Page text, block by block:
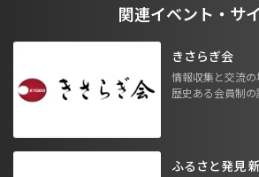
関連イベント・サ
きさらぎ会
情報収集と交流
歴史ある会員制
ふるさと発見